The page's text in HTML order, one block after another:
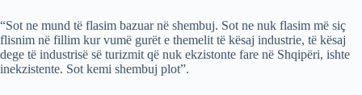
“Sot ne mund të flasim bazuar në shembuj. Sot ne nuk flasim më siç
flisnim në fillim kur vumë gurët e themelit të kësaj industrie, të kësaj
dege të industrisë së turizmit që nuk ekzistonte fare në Shqipëri, ishte
inekzistente. Sot kemi shembuj plot”.